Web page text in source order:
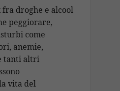
fra droghe e alcool
peggiorare,
come
anemie,
tanti altri
vita del